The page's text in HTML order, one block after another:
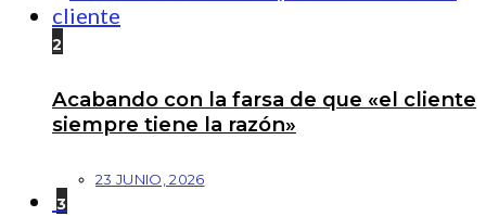
2
Acabando con la farsa de que «el cliente
siempre tiene la razón»
23 JUNIO, 2026
3